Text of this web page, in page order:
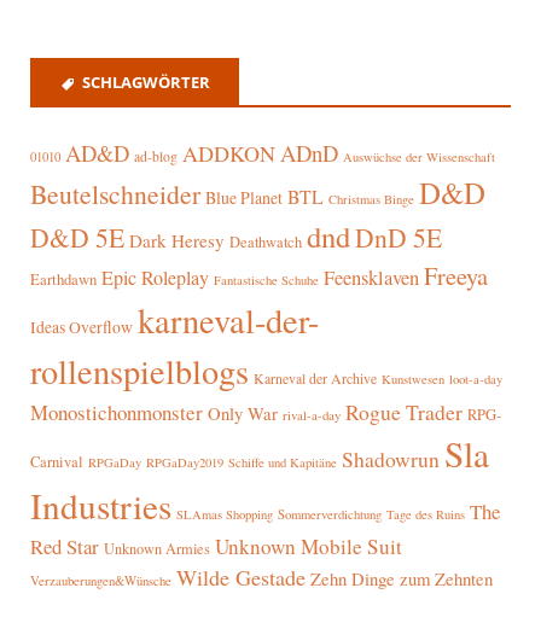
SCHLAGWÖRTER
01010 AD&D ad-blog ADDKONADnD Auswüchse der Wissenschaft
Beutelschneider Blue Planet BTL Christmas Binge D&D
D&D 5E Dark Heresy Deathwatch dndDnD 5E
Earthdawn Epic Roleplay Fantastische Schuhe FeensklavenFreeya
Ideas Overflow karneval-der-
rollenspielblogs Karneval der Archive Kunstwesen loot-a-day
Monostichonmonster Only War rival-a-day Rogue Trader RPG-
Carnival RPGaDay RPGaDay2019 Schiffe und Kapitäne Shadowrun Sla
Industries SLAmas Shopping Sommerverdichtung Tage des Ruins The
Red Star Unknown Armies Unknown Mobile Suit
Verzauberungen&Wünsche Wilde Gestade Zehn Dinge zum Zehnten